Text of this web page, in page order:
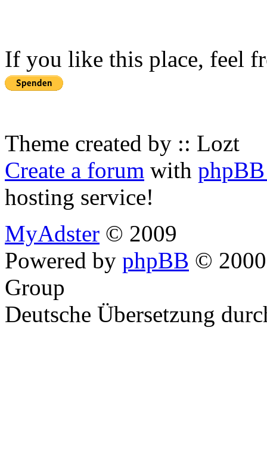
If you like this place, feel
Theme created by :: Lozt
Create a forum with
hosting service!
MyAdster © 2009
Powered by phpBB ©
Group
Deutsche Übersetzung